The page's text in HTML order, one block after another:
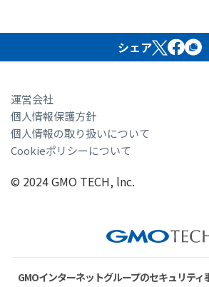
シェア
運営会社
個人情報保護方針
個人情報の取り扱いについて
Cookieポリシーについて
© 2024 GMO TECH, lnc.
GMOインターネットグループのセキュリティ